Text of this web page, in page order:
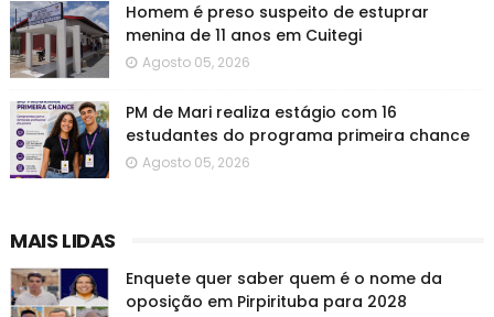
Homem é preso suspeito de estuprar
menina de 11 anos em Cuitegi
Agosto 05, 2026
PM de Mari realiza estágio com 16
estudantes do programa primeira chance
Agosto 05, 2026
MAIS LIDAS
Enquete quer saber quem é o nome da
oposição em Pirpirituba para 2028